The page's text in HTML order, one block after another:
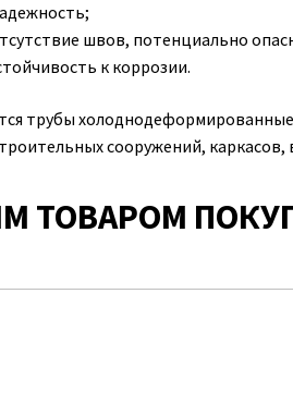
швов, потенциально
к коррозии.
трубы холоднодеформированные
сооружений, каркасов,
ТОВАРОМ